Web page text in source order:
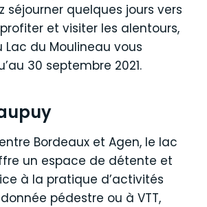
séjourner quelques jours vers
et visiter les alentours,
du Moulineau vous
30 septembre 2021.
Bordeaux et Agen, le lac
un espace de détente et
à la pratique d’activités
pédestre ou à VTT,